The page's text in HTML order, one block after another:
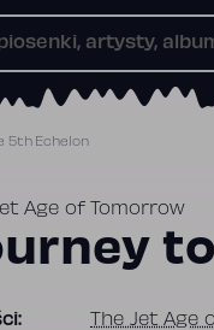
5th Echelon
Age of Tomorrow
The Jet Age